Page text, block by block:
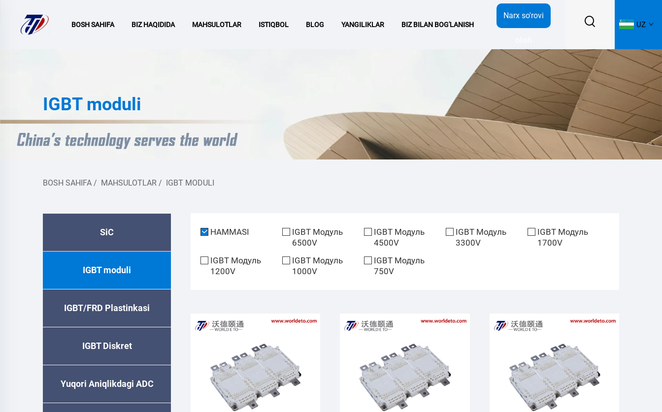
BOSH SAHIFA BIZ HAQIDIDA MAHSULOTLAR ISTIQBOL BLOG YANGILIKLAR BIZ BILAN BOG'LANISH
Narx so'rovi
UZ
IGBT moduli
BOSH SAHIFA / MAHSULOTLAR / IGBT MODULI
SiC
IGBT moduli
IGBT/FRD Plastinkasi
IGBT Diskret
Yuqori Aniqlikdagi ADC
HAMMASI
IGBT Модуль
6500V
IGBT Модуль
4500V
IGBT Модуль
3300V
IGBT Модуль
1700V
IGBT Модуль
1200V
IGBT Модуль
1000V
IGBT Модуль
750V